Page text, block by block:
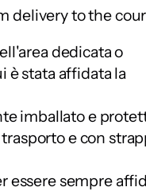
delivery to the
dedicata o
è stata affidata la
imballato e
e con
essere sempre